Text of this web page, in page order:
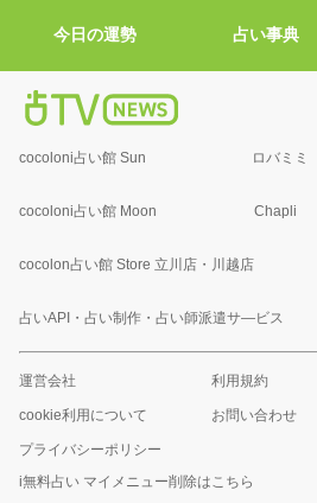
今日の運勢 占い事典
cocoloni占い館 Sun ロバミミ
cocoloni占い館 Moon Chapli
cocolon占い館 Store 立川店・川越店
占いAPI・占い制作・占い師派遣サ―ビス
運営会社 利用規約
cookie利用について お問い合わせ
プライバシーポリシー
i無料占い マイメニュー削除はこちら